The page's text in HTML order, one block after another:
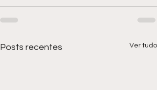
Posts recentes Ver tudo